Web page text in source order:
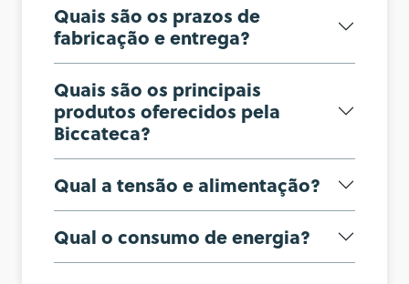
Quais são os prazos de
fabricação e entrega?
Quais são os principais
produtos oferecidos pela
Biccateca?
Qual a tensão e alimentação?
Qual o consumo de energia?